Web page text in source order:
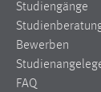
Studiengänge
Bewerben
FAQ